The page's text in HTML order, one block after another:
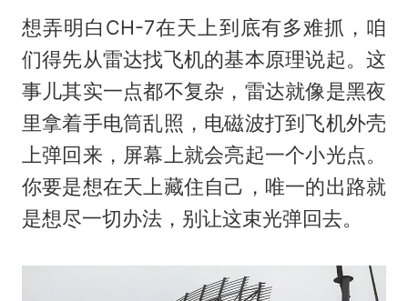
想弄明白CH-7在天上到底有多难抓，咱
们得先从雷达找飞机的基本原理说起。这
事儿其实一点都不复杂，雷达就像是黑夜
里拿着手电筒乱照，电磁波打到飞机外壳
上弹回来，屏幕上就会亮起一个小光点。
你要是想在天上藏住自己，唯一的出路就
是想尽一切办法，别让这束光弹回去。